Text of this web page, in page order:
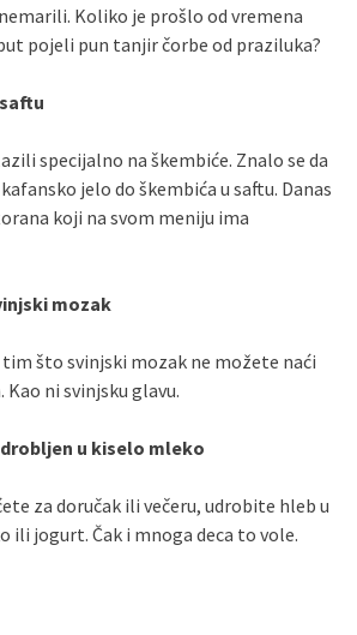
Koliko je prošlo od vremena
pojeli pun tanjir čorbe od praziluka?
specijalno na škembiće. Znalo se da
jelo do škembića u saftu. Danas
koji na svom meniju ima
mozak
što svinjski mozak ne možete naći
Kao ni svinjsku glavu.
u kiselo mleko
za doručak ili večeru, udrobite hleb u
ili jogurt. Čak i mnoga deca to vole.